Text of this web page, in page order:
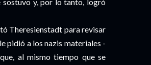
Theresienstadt para revisar
pidió a los nazis materiales -
al mismo tiempo que se